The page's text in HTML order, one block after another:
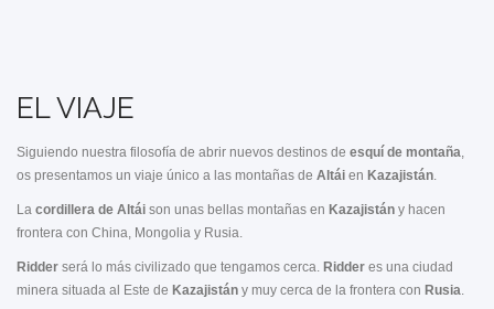
EL VIAJE
Siguiendo nuestra filosofía de abrir nuevos destinos de esquí de montaña,
os presentamos un viaje único a las montañas de Altái en Kazajistán.
La cordillera de Altái son unas bellas montañas en Kazajistán y hacen
frontera con China, Mongolia y Rusia.
Ridder será lo más civilizado que tengamos cerca. Ridder es una ciudad
minera situada al Este de Kazajistán y muy cerca de la frontera con Rusia.